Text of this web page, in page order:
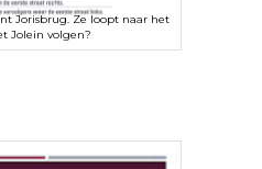
Jorisbrug. Ze loopt naar het
Jolein volgen?